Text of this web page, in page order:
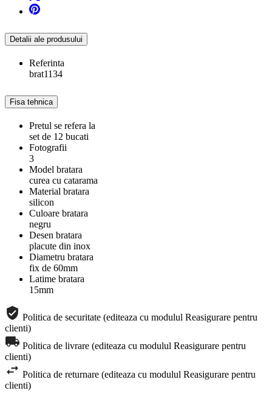
Detalii ale produsului
Referinta
brat1134
Fisa tehnica
Pretul se refera la
set de 12 bucati
Fotografii
3
Model bratara
curea cu catarama
Material bratara
silicon
Culoare bratara
negru
Desen bratara
placute din inox
Diametru bratara
fix de 60mm
Latime bratara
15mm
Politica de securitate (editeaza cu modulul Reasigurare pentru
clienti)
Politica de livrare (editeaza cu modulul Reasigurare pentru
clienti)
Politica de returnare (editeaza cu modulul Reasigurare pentru
clienti)